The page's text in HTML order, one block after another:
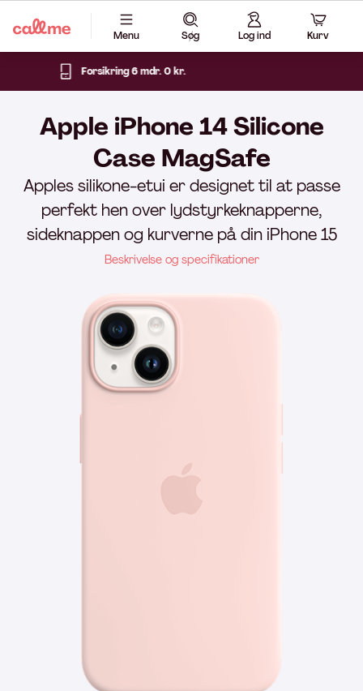
Menu Søg Log ind Kurv
Apple iPhone 14 Silicone
Case MagSafe
Apples silikone-etui er designet til at passe
perfekt hen over lydstyrkeknapperne,
sideknappen og kurverne på din iPhone 15
Beskrivelse og specifikationer